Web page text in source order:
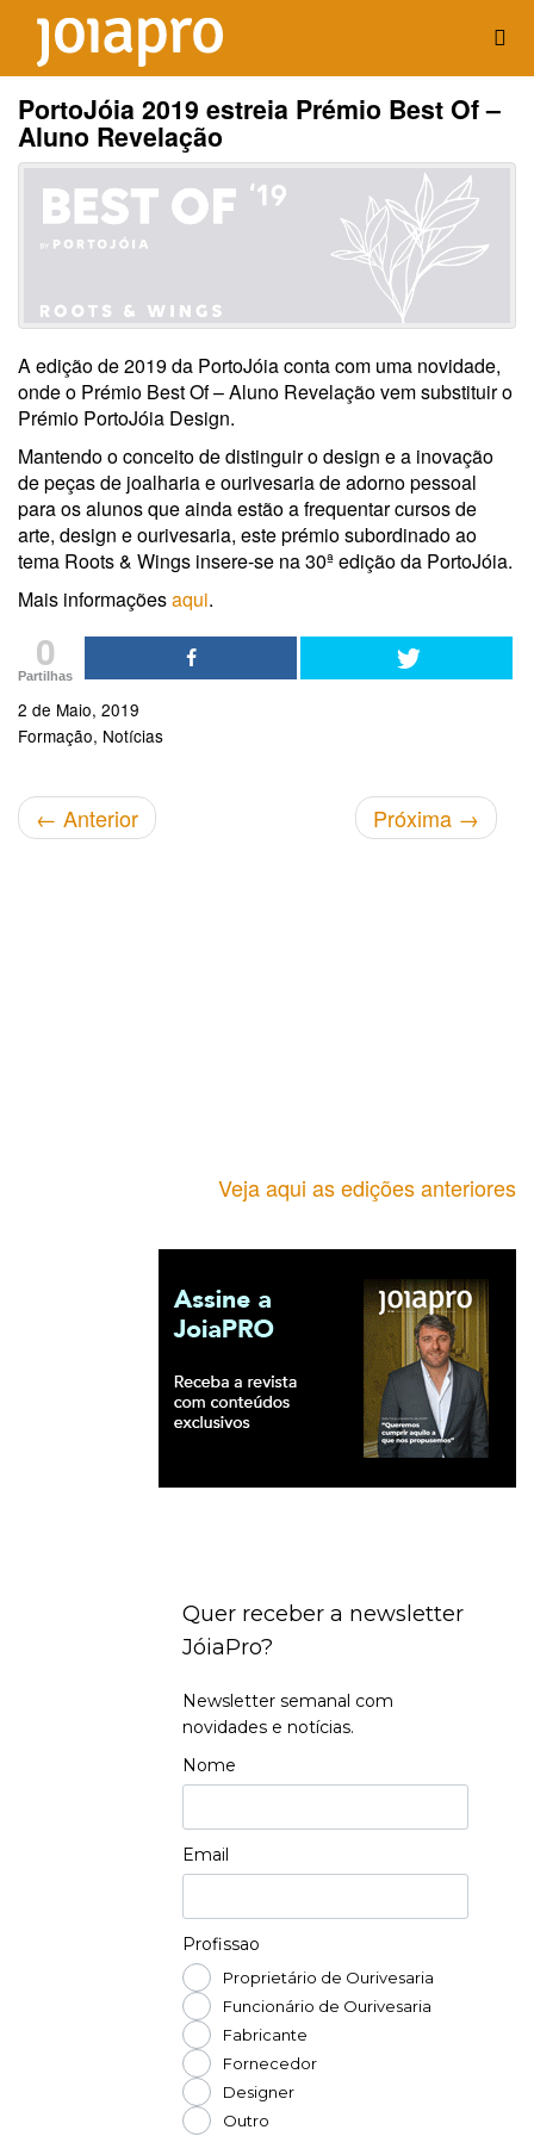
PortoJóia 2019 estreia Prémio Best Of –
Aluno Revelação
A edição de 2019 da PortoJóia conta com uma novidade,
onde o Prémio Best Of – Aluno Revelação vem substituir o
Prémio PortoJóia Design.
Mantendo o conceito de distinguir o design e a inovação
de peças de joalharia e ourivesaria de adorno pessoal
para os alunos que ainda estão a frequentar cursos de
arte, design e ourivesaria, este prémio subordinado ao
tema Roots & Wings insere-se na 30ª edição da PortoJóia.
Mais informaçõesaqui.
0
Partilhas
2 de Maio, 2019
Formação Notícias
← Anterior Próxima →
Veja aqui as edições anteriores